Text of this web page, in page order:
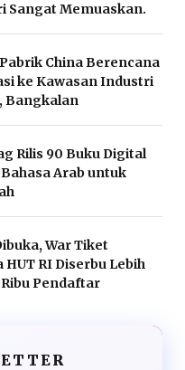
Sangat Memuaskan.
China Berencana
ke Kawasan Industri
Bangkalan
Rilis 90 Buku Digital
Bahasa Arab untuk
War Tiket
HUT RI Diserbu Lebih
Ribu Pendaftar